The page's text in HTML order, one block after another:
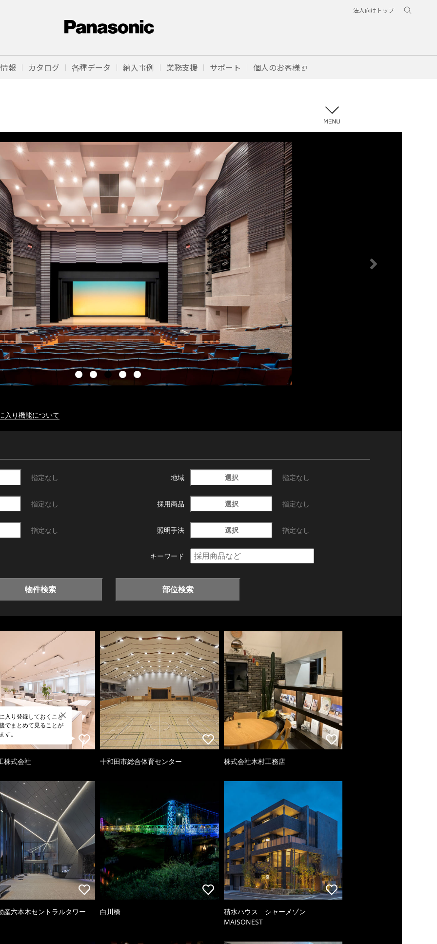
法人向けトップ
報 カタログ 各種データ 納入事例 業務支援 サポート 個人のお客様
入り機能について
指定なし 地域 選択 指定なし
指定なし 採用商品 選択 指定なし
指定なし 照明手法 選択 指定なし
キーワード
物件検索 部位検索
入り登録しておくこと
でまとめて見ることが
す。
株式会社 十和田市総合体育センター 株式会社木村工務店
産六本木セントラルタワー 白川橋
積水ハウス シャーメゾン
MAISONEST